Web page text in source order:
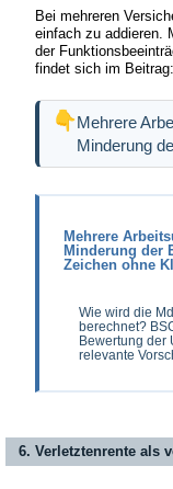
Bei mehreren
einfach zu addieren.
der
findet sich im Beitrag:
Mehrere
Minderung
Mehrere
Minderung der
Zeichen ohne
Wie wird die
berechnet?
Bewertung der
relevante
6. Verletztenrente als